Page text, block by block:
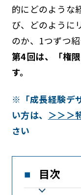
的にどのような
び、どのように
のか、1つずつ紹
第4回は、「権
す。
※「成長経験デ
い方は、 ＞＞＞
さい
目次